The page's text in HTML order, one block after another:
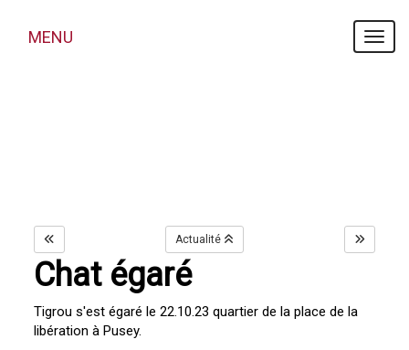
MENU
MENU
Actualité
Chat égaré
Tigrou s'est égaré le 22.10.23 quartier de la place de la
libération à Pusey.